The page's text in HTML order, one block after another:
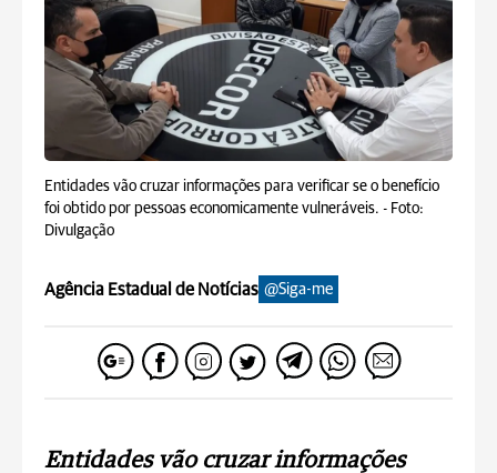
Entidades vão cruzar informações para verificar se o benefício
foi obtido por pessoas economicamente vulneráveis. - Foto:
Divulgação
Agência Estadual de Notícias @Siga-me
Entidades vão cruzar informações